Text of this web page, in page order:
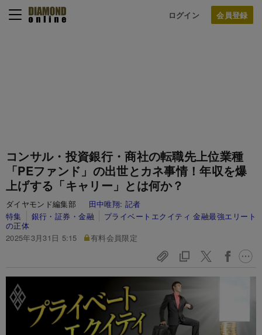
ログイン
コンサル・投資銀行・商社の転職先上位業種
「PEファンド」の出世とカネ事情！年収を爆
上げする「キャリー」とは何か？
ダイヤモンド編集部 田中唯翔: 記者
特集
銀行・証券・金融
プライベートエクイティ 金融最強エリート
の正体
2025年3月31日 5:15
有料会員限定